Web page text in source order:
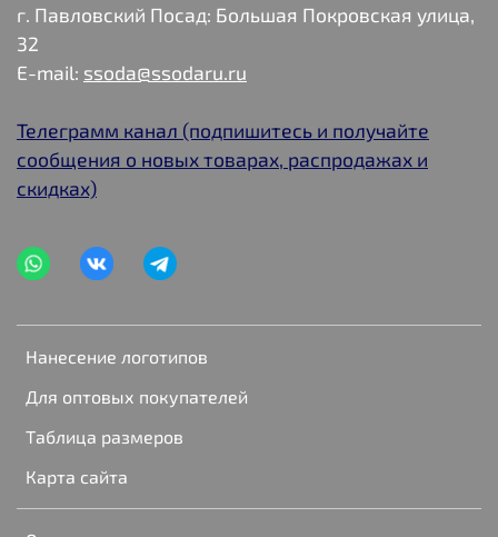
Нанесение логотипов
Для оптовых покупателей
Таблица размеров
Карта сайта
г. Павловский Посад: Большая Покровская улица,
32
E-mail: ssoda@ssodaru.ru
Телеграмм канал (подпишитесь и получайте
сообщения о новых товарах, распродажах и
скидках)